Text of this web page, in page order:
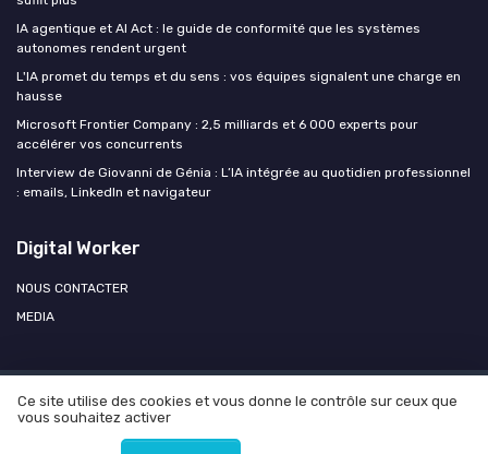
IA agentique et AI Act : le guide de conformité que les systèmes
autonomes rendent urgent
L'IA promet du temps et du sens : vos équipes signalent une charge en
hausse
Microsoft Frontier Company : 2,5 milliards et 6 000 experts pour
accélérer vos concurrents
Interview de Giovanni de Génia : L’IA intégrée au quotidien professionnel
: emails, LinkedIn et navigateur
Digital Worker
NOUS CONTACTER
MEDIA
Mentions légales Politique de confidentialité
Agence OPEN
Ce site utilise des cookies et vous donne le contrôle sur ceux que
vous souhaitez activer